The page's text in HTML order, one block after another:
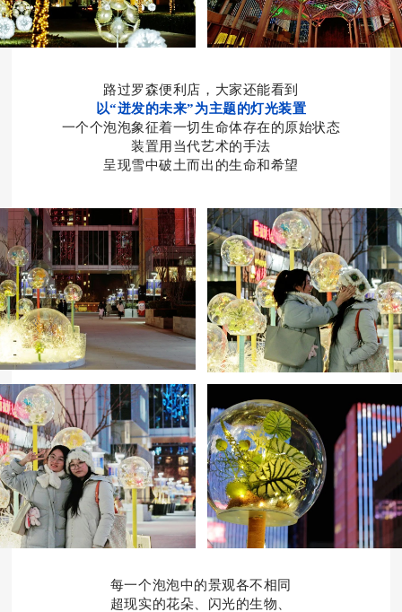
路过罗森便利店，大家还能看到
以“迸发的未来”为主题的灯光装置
一个个泡泡象征着一切生命体存在的原始状态
装置用当代艺术的手法
呈现雪中破土而出的生命和希望
每一个泡泡中的景观各不相同
超现实的花朵、闪光的生物、